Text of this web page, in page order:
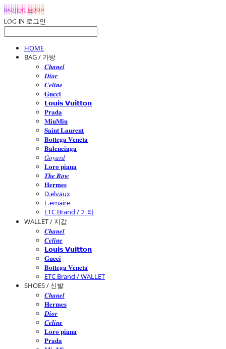
LOG IN 로그인
HOME
BAG / 가방
𝑪𝒉𝒂𝒏𝒆𝒍
𝑫𝒊𝒐𝒓
𝑪𝒆𝒍𝒊𝒏𝒆
𝐆𝐮𝐜𝐜𝐢
𝗟𝗼𝘂𝗶𝘀 𝗩𝘂𝗶𝘁𝘁𝗼𝗻
𝐏𝐫𝐚𝐝𝐚
𝐌𝐢𝐮𝐌𝐢𝐮
𝐒𝐚𝐢𝐧𝐭 𝐋𝐚𝐮𝐫𝐞𝐧𝐭
𝐁𝐨𝐭𝐭𝐞𝐠𝐚 𝐕𝐞𝐧𝐞𝐭𝐚
𝐁𝐚𝐥𝐞𝐧𝐜𝐢𝐚𝐠𝐚
𝐺𝑜𝑦𝑎𝑟𝑑
𝐋𝐨𝐫𝐨 𝐩𝐢𝐚𝐧𝐚
𝑻𝒉𝒆 𝑹𝒐𝒘
𝐇𝐞𝐫𝐦𝐞𝐬
D.elvaux
L.emaire
ETC Brand / 기타
WALLET / 지갑
𝑪𝒉𝒂𝒏𝒆𝒍
𝑪𝒆𝒍𝒊𝒏𝒆
𝗟𝗼𝘂𝗶𝘀 𝗩𝘂𝗶𝘁𝘁𝗼𝗻
𝐆𝐮𝐜𝐜𝐢
𝐁𝐨𝐭𝐭𝐞𝐠𝐚 𝐕𝐞𝐧𝐞𝐭𝐚
ETC Brand / WALLET
SHOES / 신발
𝑪𝒉𝒂𝒏𝒆𝒍
𝐇𝐞𝐫𝐦𝐞𝐬
𝑫𝒊𝒐𝒓
𝑪𝒆𝒍𝒊𝒏𝒆
𝐋𝐨𝐫𝐨 𝐩𝐢𝐚𝐧𝐚
𝐏𝐫𝐚𝐝𝐚